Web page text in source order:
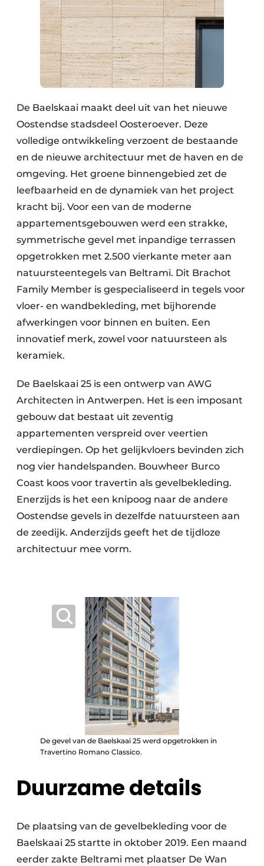
De Baelskaai maakt deel uit van het nieuwe
Oostendse stadsdeel Oosteroever. Deze
volledige ontwikkeling verzoent de bestaande
en de nieuwe architectuur met de haven en de
omgeving. Het groene binnengebied zet de
leefbaarheid en de dynamiek van het project
kracht bij. Voor een van de moderne
appartementsgebouwen werd een strakke,
symmetrische gevel met inpandige terrassen
opgetrokken met 2.500 vierkante meter aan
natuursteentegels van Beltrami. Dit Brachot
Family Member is gespecialiseerd in tegels voor
vloer- en wandbekleding, met bijhorende
afwerkingen voor binnen en buiten. Een
innovatief merk, zowel voor natuursteen als
keramiek.
De Baelskaai 25 is een ontwerp van AWG
Architecten in Antwerpen. Het is een imposant
gebouw dat bestaat uit zeventig
appartementen verspreid over veertien
verdiepingen. Op het gelijkvloers bevinden zich
nog vier handelspanden. Bouwheer Burco
Coast koos voor travertin als gevelbekleding.
Enerzijds is het een knipoog naar de andere
Oostendse gevels in dezelfde natuursteen aan
de zeedijk. Anderzijds geeft het de tijdloze
architectuur mee vorm.
De gevel van de Baelskaai 25 werd opgetrokken in
Travertino Romano Classico.
Duurzame details
De plaatsing van de gevelbekleding voor de
Baelskaai 25 startte in oktober 2019. Een maand
eerder zakte Beltrami met plaatser De Wan